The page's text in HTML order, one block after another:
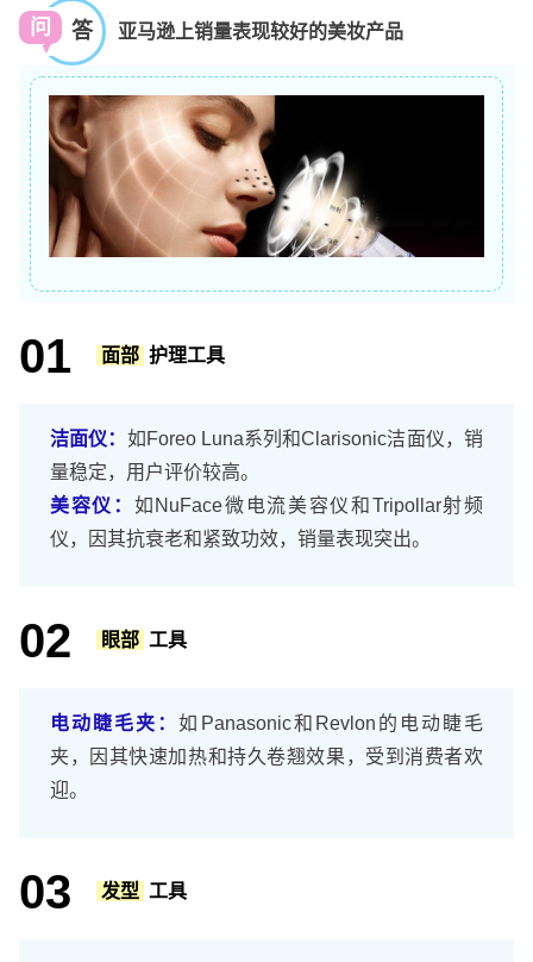
问 答 亚马逊上销量表现较好的美妆产品
01 面部 护理工具
洁面仪： 如Foreo Luna系列和Clarisonic洁面仪，销
量稳定，用户评价较高。
美容仪： 如NuFace微电流美容仪和Tripollar射频
仪，因其抗衰老和紧致功效，销量表现突出。
02 眼部 工具
电动睫毛夹：如Panasonic和Revlon的电动睫毛
夹，因其快速加热和持久卷翘效果，受到消费者欢
迎。
03 发型 工具